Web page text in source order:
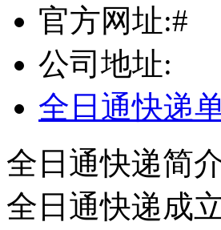
官方网址:#
公司地址:
全日通快递
全日通快递简
全日通快递成